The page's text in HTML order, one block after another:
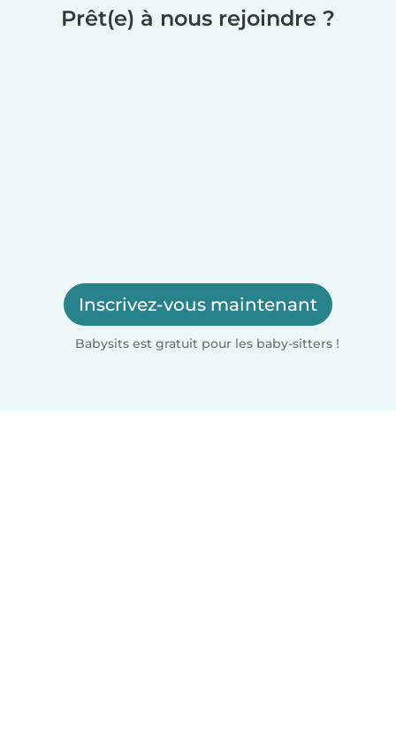
Prêt(e) à nous rejoindre ?
Inscrivez-vous maintenant
Babysits est gratuit pour les baby-sitters !